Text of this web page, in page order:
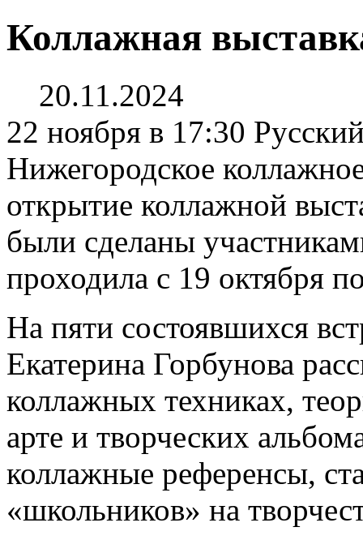
Коллажная
20.11.2024
22 ноября в 17:30
Нижегородское
открытие коллажной
были сделаны
проходила с 19 октября
На пяти состоявшихся
Екатерина Горбунова
коллажных техниках,
арте и творческих
коллажные референсы,
«школьников» на